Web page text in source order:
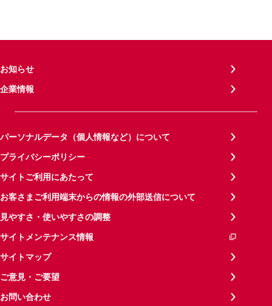
お知らせ
企業情報
パーソナルデータ（個人情報など）について
プライバシーポリシー
サイトご利用にあたって
お客さまご利用端末からの情報の外部送信について
見やすさ・使いやすさの調整
サイトメンテナンス情報
サイトマップ
ご意見・ご要望
お問い合わせ